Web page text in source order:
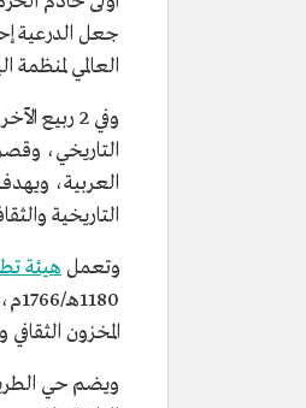
جعل الدرعية
العالمي لمنظمة
التاريخي،
العربية،
التاريخية
وتعملهيئة
المخزون الثقافي
ويضم حي